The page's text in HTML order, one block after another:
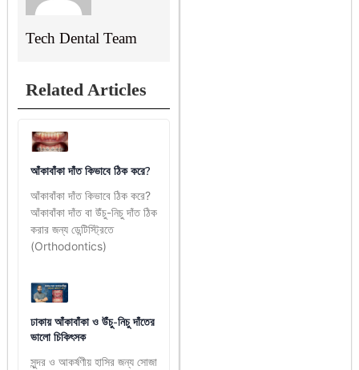
Tech Dental Team
Related Articles
আঁকাবাঁকা দাঁত কিভাবে ঠিক করে?
আঁকাবাঁকা দাঁত কিভাবে ঠিক করে?
আঁকাবাঁকা দাঁত বা উঁচু-নিচু দাঁত ঠিক
করার জন্য ডেন্টিস্ট্রিতে
(Orthodontics)
ঢাকায় আঁকাবাঁকা ও উঁচু-নিচু দাঁতের
ভালো চিকিৎসক
সুন্দর ও আকর্ষণীয় হাসির জন্য সোজা